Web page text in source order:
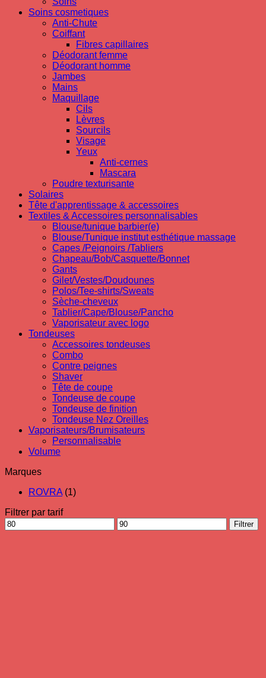
Soins cosmetiques
Anti-Chute
Coiffant
Fibres capillaires
Déodorant femme
Déodorant homme
Jambes
Mains
Maquillage
Cils
Lèvres
Sourcils
Visage
Yeux
Anti-cernes
Mascara
Poudre texturisante
Solaires
Tête d'apprentissage & accessoires
Textiles & Accessoires personnalisables
Blouse/tunique barbier(e)
Blouse/Tunique institut esthétique massage
Capes /Peignoirs /Tabliers
Chapeau/Bob/Casquette/Bonnet
Gants
Gilet/Vestes/Doudounes
Polos/Tee-shirts/Sweats
Sèche-cheveux
Tablier/Cape/Blouse/Pancho
Vaporisateur avec logo
Tondeuses
Accessoires tondeuses
Combo
Contre peignes
Shaver
Tête de coupe
Tondeuse de coupe
Tondeuse de finition
Tondeuse Nez Oreilles
Vaporisateurs/Brumisateurs
Personnalisable
Volume
Marques
ROVRA (1)
Filtrer par tarif
Prix
min
Prix
max
Filtrer